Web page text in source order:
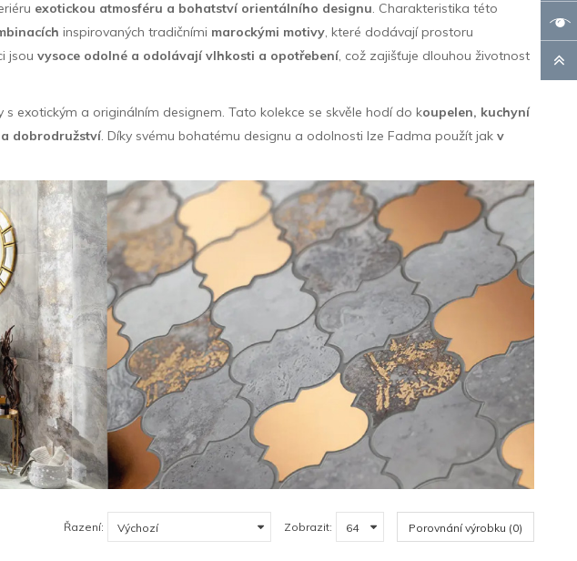
exotickou atmosféru a bohatství orientálního designu. Charakteristika této
inspirovaných tradičními marockými motivy, které dodávají prostoru
jsou vysoce odolné a odolávají vlhkosti a opotřebení, což zajišťuje dlouhou životnost
exotickým a originálním designem. Tato kolekce se skvěle hodí do koupelen, kuchyní
dobrodružství. Díky svému bohatému designu a odolnosti lze Fadma použít jak v
Řazení: Zobrazit: Porovnání výrobku (0)